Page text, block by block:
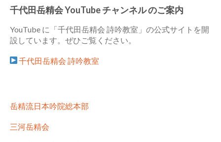
千代田岳精会 YouTube チャンネル のご案内
YouTube に「千代田岳精会 詩吟教室」の公式サイトを開
設しています。ぜひご覧ください。
千代田岳精会 詩吟教室
岳精流日本吟院総本部
三河岳精会